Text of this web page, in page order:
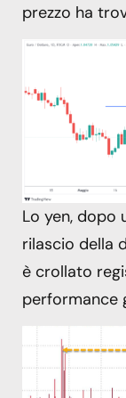
prezzo ha
Lo yen, dopo
rilascio della
è crollato
performance